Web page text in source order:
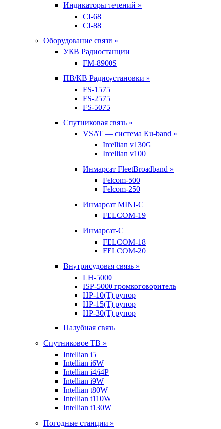
Индикаторы течений »
CI-68
CI-88
Оборудование связи »
УКВ Радиостанции
FM-8900S
ПВ/КВ Радиоустановки »
FS-1575
FS-2575
FS-5075
Спутниковая связь »
VSAT — система Ku-band »
Intellian v130G
Intellian v100
Инмарсат FleetBroadband »
Felcom-500
Felcom-250
Инмарсат MINI-C
FELCOM-19
Инмарсат-С
FELCOM-18
FELCOM-20
Внутрисудовая связь »
LH-5000
ISP-5000 громкоговоритель
HP-10(T) рупор
HP-15(T) рупор
HP-30(T) рупор
Палубная связь
Спутниковое ТВ »
Intellian i5
Intellian i6W
Intellian i4/i4P
Intellian i9W
Intellian t80W
Intellian t110W
Intellian t130W
Погодные станции »